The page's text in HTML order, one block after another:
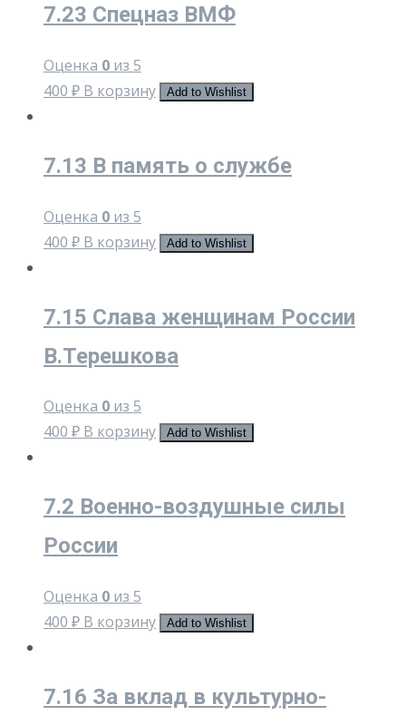
7.23 Спецназ ВМФ
Оценка 0 из 5
400 ₽ В корзину Add to Wishlist
7.13 В память о службе
Оценка 0 из 5
400 ₽ В корзину Add to Wishlist
7.15 Слава женщинам России
В.Терешкова
Оценка 0 из 5
400 ₽ В корзину Add to Wishlist
7.2 Военно-воздушные силы
России
Оценка 0 из 5
400 ₽ В корзину Add to Wishlist
7.16 За вклад в культурно-